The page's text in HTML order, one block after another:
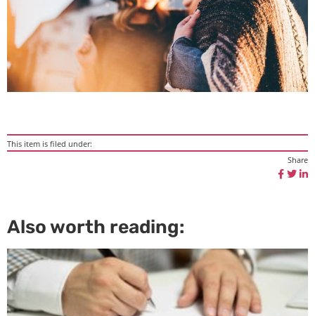
This item is filed under:
Share
Also worth reading: